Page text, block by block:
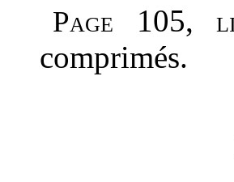
Page 105,
comprimés.